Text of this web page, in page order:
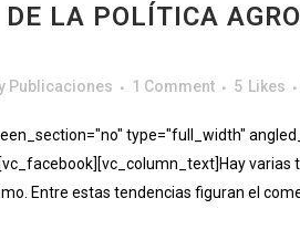
LA POLÍTICA
Publicaciones 1 Comment 5 Likes
type="full_width"
varias
Entre estas tendencias figuran el